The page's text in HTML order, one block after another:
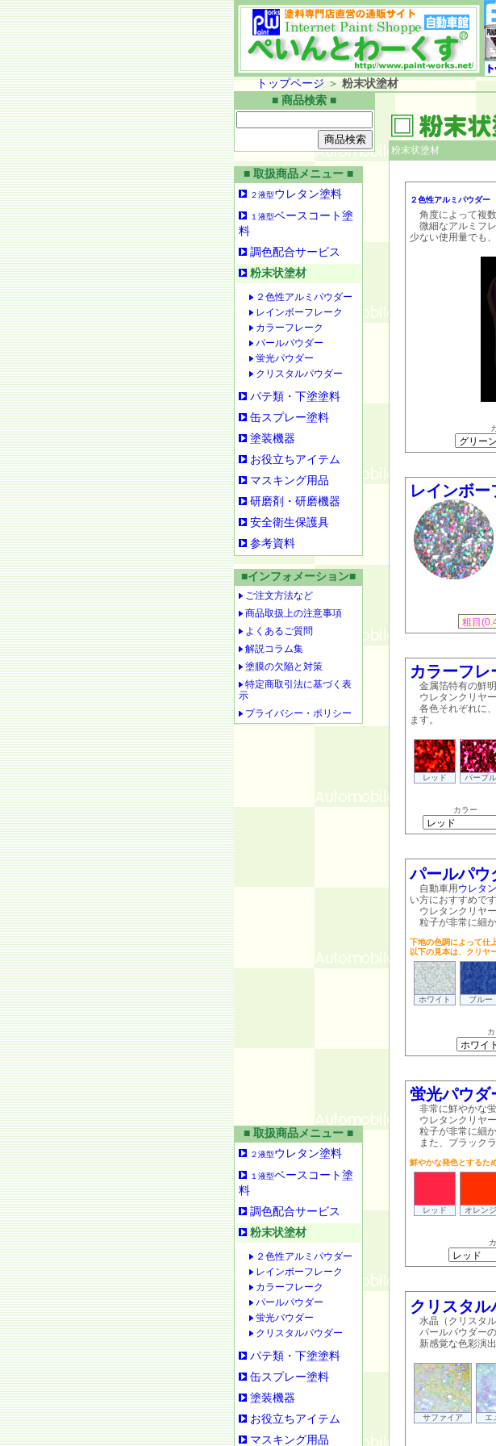
トップページ ＞ 粉末状塗材
■ 商品検索 ■
■ 取扱商品メニュー ■
２液型ウレタン塗料
１液型ベースコート塗
料
調色配合サービス
粉末状塗材
２色性アルミパウダー
レインボーフレーク
カラーフレーク
パールパウダー
蛍光パウダー
クリスタルパウダー
パテ類・下塗塗料
缶スプレー塗料
塗装機器
お役立ちアイテム
マスキング用品
研磨剤・研磨機器
安全衛生保護具
参考資料
■インフォメーション■
ご注文方法など
商品取扱上の注意事項
よくあるご質問
解説コラム集
塗膜の欠陥と対策
特定商取引法に基づく表
示
プライバシー・ポリシー
粉末状塗材
２色性アルミパウダー
角度によって複数
微細なアルミフレ
少ない使用量でも
レインボ
カラーフ
金属箔特有の鮮明
ウレタンクリヤー
各色それぞれに、
ます。
レッド パープル
カラー
パールパウ
自動車用 ウレタ
い方におすすめです
ウレタンクリヤー
粒子が非常に細か
下地の色調によって仕
以下の見本は、クリヤ
ホワイト ブルー
蛍光パウダ
非常に鮮やかな蛍
ウレタンクリヤー
粒子が非常に細か
また、ブラックラ
鮮やかな発色とするた
レッド オレンジ
クリスタル
水晶（クリスタル
パールパウダーの
新感覚な色彩演出
サファイア エ
■ 取扱商品メニュー ■
２液型ウレタン塗料
１液型ベースコート塗
料
調色配合サービス
粉末状塗材
２色性アルミパウダー
レインボーフレーク
カラーフレーク
パールパウダー
蛍光パウダー
クリスタルパウダー
パテ類・下塗塗料
缶スプレー塗料
塗装機器
お役立ちアイテム
マスキング用品